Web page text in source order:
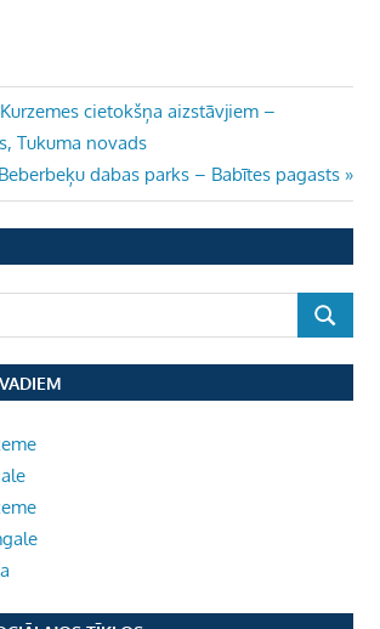
cietokšņa aizstāvjiem –
Tukuma novads
Next
Beberbeķu dabas parks – Babītes pagasts